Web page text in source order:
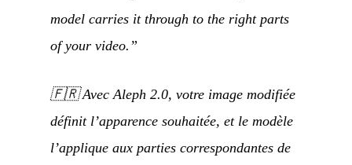
model carries it through to the right parts
of your video.”
🇫🇷Avec Aleph 2.0, votre image modifiée
définit l’apparence souhaitée, et le modèle
l’applique aux parties correspondantes de